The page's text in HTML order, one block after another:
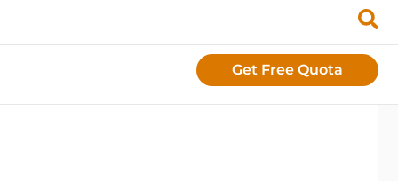
Get Free Quota